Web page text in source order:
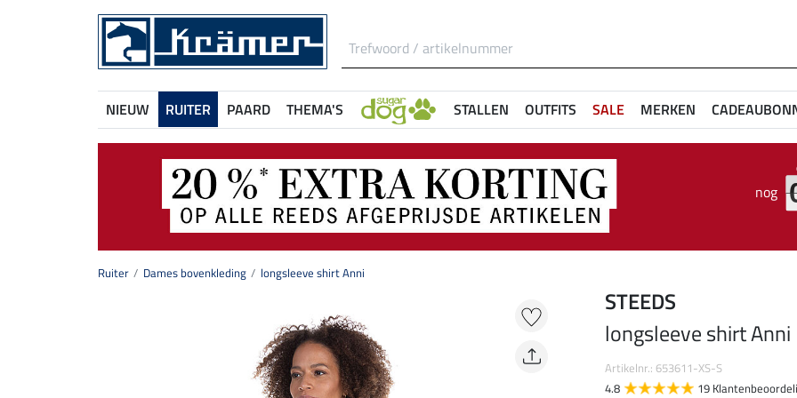
NIEUW RUITER PAARD THEMA'S STALLEN OUTFITS SALE MERKEN
nog
Ruiter Dames bovenkleding longsleeve shirt Anni
STEEDS
longsleeve shirt Anni
Artikelnr.: 653611-XS-S
4.8
19